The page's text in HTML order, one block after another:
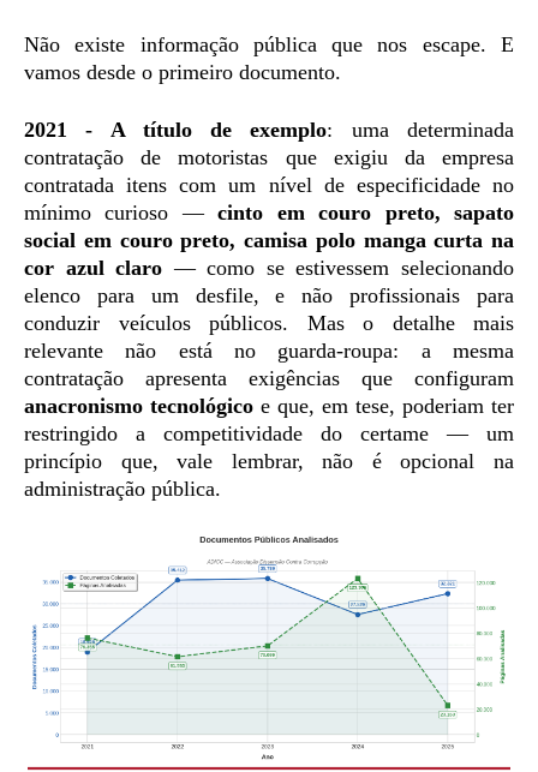
Não existe informação pública que nos escape. E
vamos desde o primeiro documento.
2021 - A título de exemplo: uma determinada
contratação de motoristas que exigiu da empresa
contratada itens com um nível de especificidade no
mínimo curioso —cinto em couro preto, sapato
social em couro preto, camisa polo manga curta na
cor azul claro — como se estivessem selecionando
elenco para um desfile, e não profissionais para
conduzir veículos públicos. Mas o detalhe mais
relevante não está no guarda-roupa: a mesma
contratação apresenta exigências que configuram
anacronismo tecnológico e que, em tese, poderiam ter
restringido a competitividade do certame — um
princípio que, vale lembrar, não é opcional na
administração pública.